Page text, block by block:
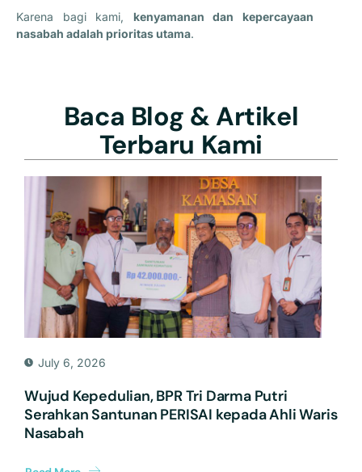
Karena bagi kami, kenyamanan dan kepercayaan
nasabah adalah prioritas utama.
Baca Blog & Artikel
Terbaru Kami
July 6, 2026
Wujud Kepedulian, BPR Tri Darma Putri
Serahkan Santunan PERISAI kepada Ahli Waris
Nasabah